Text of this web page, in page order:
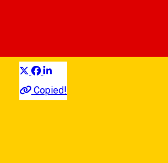
Copied!
Pomul de paște, vânătoarea de ouă și
câteva tradiții ardelenești de Paște